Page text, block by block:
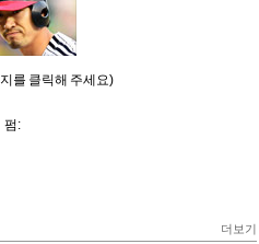
를 클릭해 주세요)
펌:
더보기